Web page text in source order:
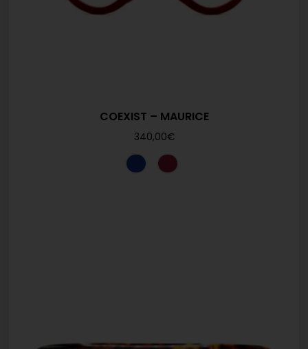
COEXIST – MAURICE
340,00€